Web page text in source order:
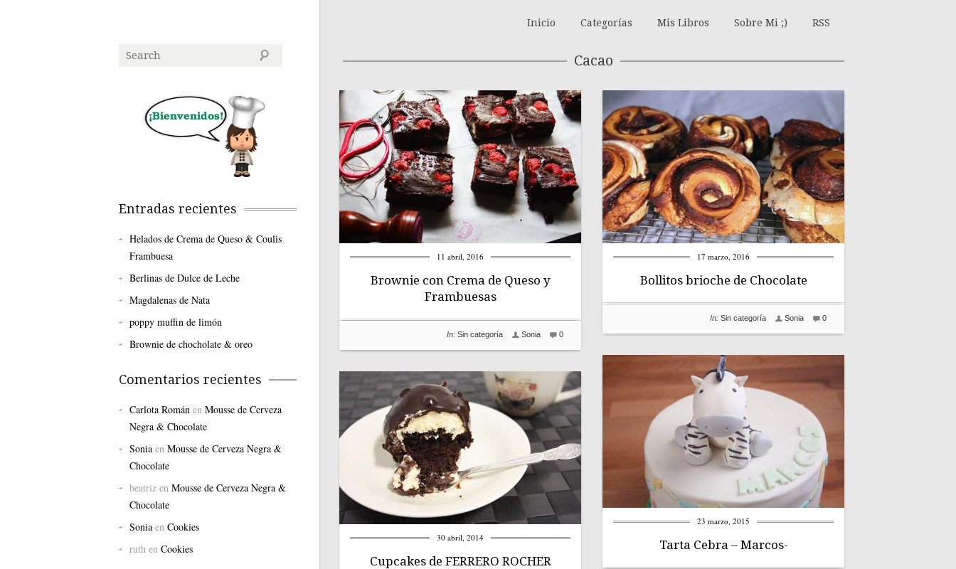
Inicio Categorías Mis Libros Sobre Mi ;) RSS
Cacao
11 abril, 2016
Brownie con Crema de Queso y
Frambuesas
0
Sonia
In: Sin categoría
17 marzo, 2016
Bollitos brioche de Chocolate
0
Sonia
In: Sin categoría
23 marzo, 2015
Tarta Cebra – Marcos-
30 abril, 2014
Cupcakes de FERRERO ROCHER
Entradas recientes
Helados de Crema de Queso & Coulis
Frambuesa
Berlinas de Dulce de Leche
Magdalenas de Nata
poppy muffin de limón
Brownie de chocholate & oreo
Comentarios recientes
Carlota Román en Mousse de Cerveza
Negra & Chocolate
Sonia en Mousse de Cerveza Negra &
Chocolate
beatriz en Mousse de Cerveza Negra &
Chocolate
Sonia en Cookies
ruth en Cookies